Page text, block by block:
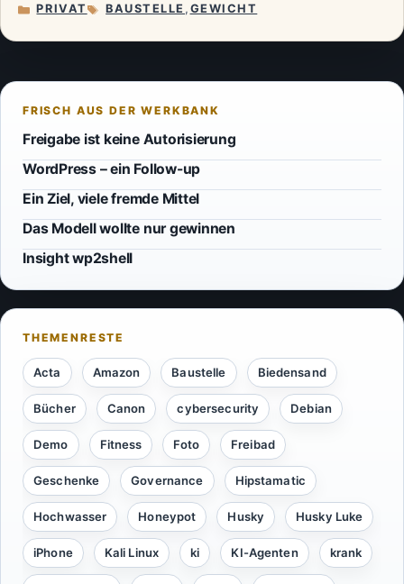
KATEGORIEN
PRIVAT
SCHLAGWÖRTER
BAUSTELLE , GEWICHT
Freigabe ist keine Autorisierung
WordPress – ein Follow-up
Ein Ziel, viele fremde Mittel
Das Modell wollte nur gewinnen
Insight wp2shell
Acta Amazon Baustelle Biedensand
Bücher Canon cybersecurity Debian
Demo Fitness Foto Freibad
Geschenke Governance Hipstamatic
Hochwasser Honeypot Husky Husky Luke
iPhone Kali Linux ki KI-Agenten krank